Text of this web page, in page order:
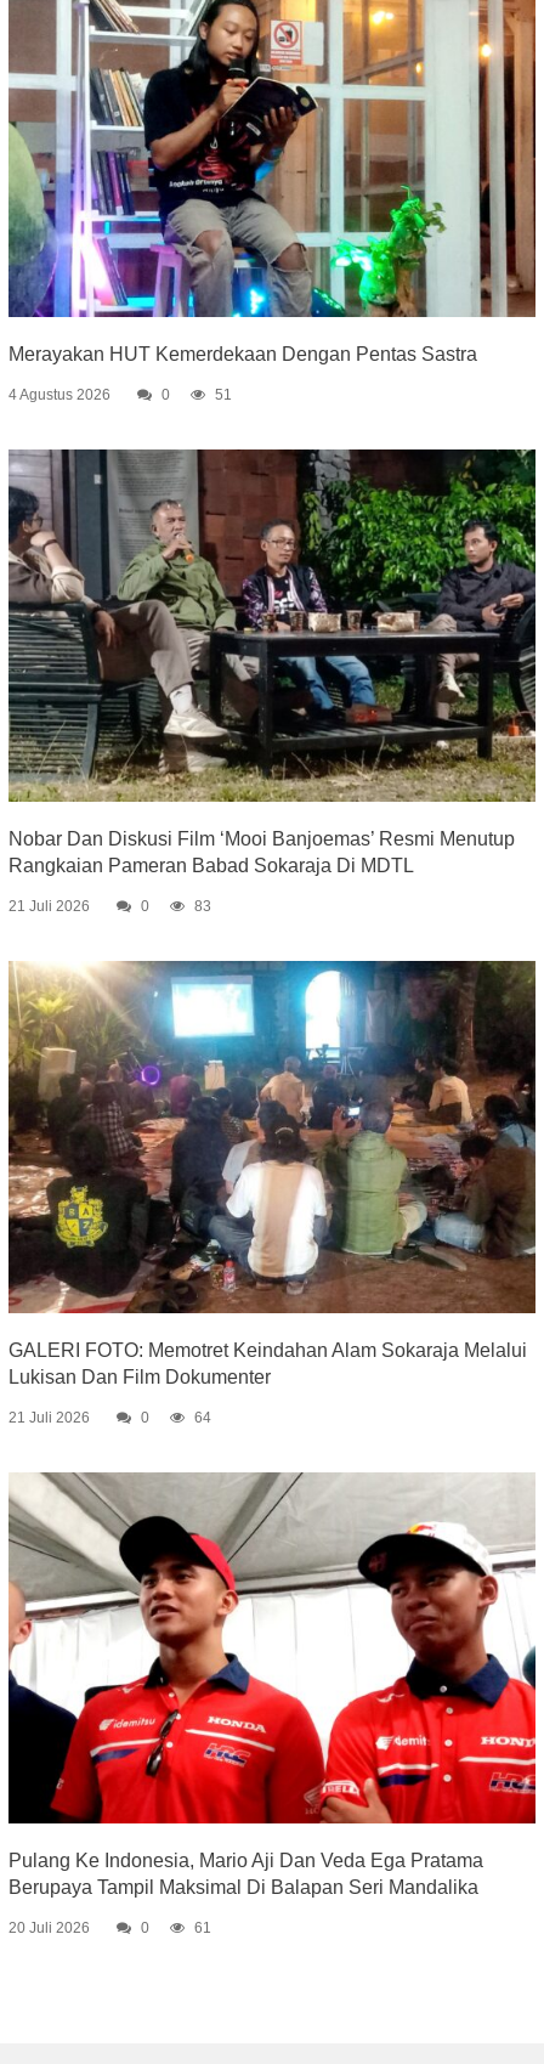
Merayakan HUT Kemerdekaan Dengan Pentas Sastra
4 Agustus 2026 0 51
Nobar Dan Diskusi Film ‘Mooi Banjoemas’ Resmi Menutup
Rangkaian Pameran Babad Sokaraja Di MDTL
21 Juli 2026 0 83
GALERI FOTO: Memotret Keindahan Alam Sokaraja Melalui
Lukisan Dan Film Dokumenter
21 Juli 2026 0 64
Pulang Ke Indonesia, Mario Aji Dan Veda Ega Pratama
Berupaya Tampil Maksimal Di Balapan Seri Mandalika
20 Juli 2026 0 61